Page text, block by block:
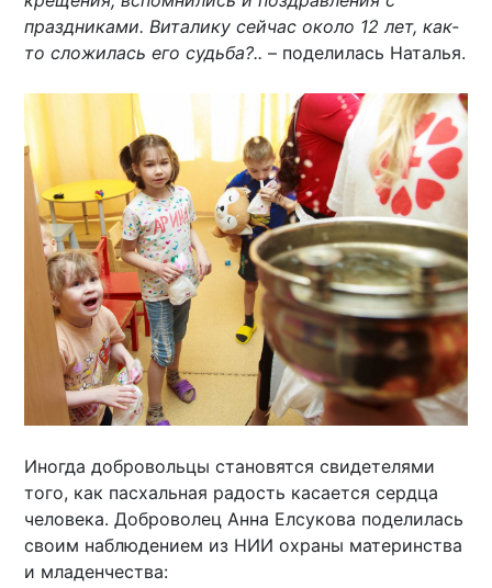
праздниками. Виталику сейчас около 12 лет, как-
то сложилась его судьба?.. – поделилась Наталья.
Иногда добровольцы становятся свидетелями
того, как пасхальная радость касается сердца
человека. Доброволец Анна Елсукова поделилась
своим наблюдением из НИИ охраны материнства
и младенчества: